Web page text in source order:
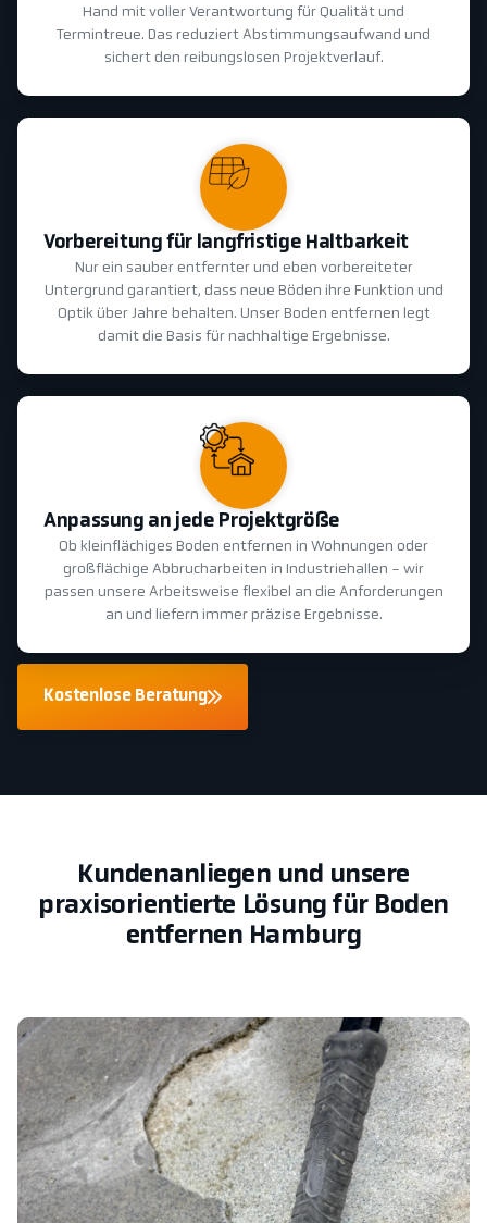
Hand mit voller Verantwortung für Qualität und
Termintreue. Das reduziert Abstimmungsaufwand und
sichert den reibungslosen Projektverlauf.
Vorbereitung für langfristige Haltbarkeit
Nur ein sauber entfernter und eben vorbereiteter
Untergrund garantiert, dass neue Böden ihre Funktion und
Optik über Jahre behalten. Unser Boden entfernen legt
damit die Basis für nachhaltige Ergebnisse.
Anpassung an jede Projektgröße
Ob kleinflächiges Boden entfernen in Wohnungen oder
großflächige Abbrucharbeiten in Industriehallen - wir
passen unsere Arbeitsweise flexibel an die Anforderungen
an und liefern immer präzise Ergebnisse.
Kostenlose Beratung
Kundenanliegen und unsere
praxisorientierte Lösung für Boden
entfernen Hamburg